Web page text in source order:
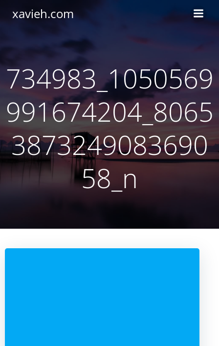
xavieh.com
734983_1050569
991674204_8065
3873249083690
58_n